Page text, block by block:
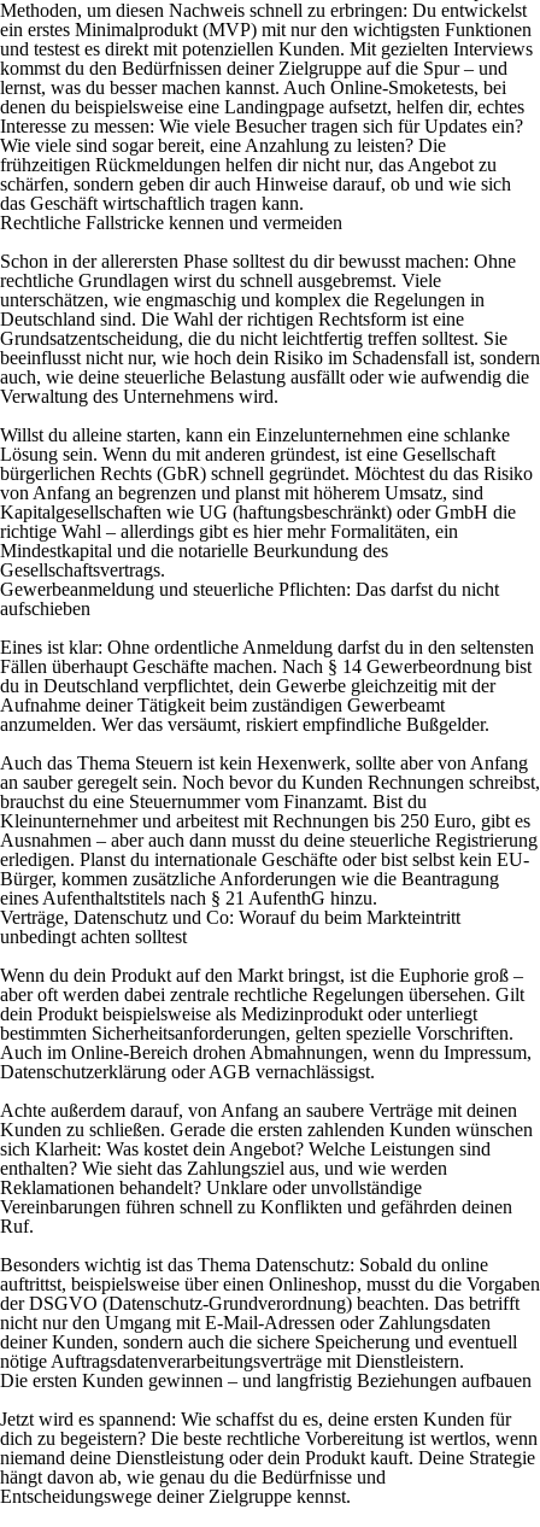
Methoden, um diesen Nachweis schnell zu erbringen: Du entwickelst
ein erstes Minimalprodukt (MVP) mit nur den wichtigsten Funktionen
und testest es direkt mit potenziellen Kunden. Mit gezielten Interviews
kommst du den Bedürfnissen deiner Zielgruppe auf die Spur – und
lernst, was du besser machen kannst. Auch Online-Smoketests, bei
denen du beispielsweise eine Landingpage aufsetzt, helfen dir, echtes
Interesse zu messen: Wie viele Besucher tragen sich für Updates ein?
Wie viele sind sogar bereit, eine Anzahlung zu leisten? Die
frühzeitigen Rückmeldungen helfen dir nicht nur, das Angebot zu
schärfen, sondern geben dir auch Hinweise darauf, ob und wie sich
das Geschäft wirtschaftlich tragen kann.
Rechtliche Fallstricke kennen und vermeiden
Schon in der allerersten Phase solltest du dir bewusst machen: Ohne
rechtliche Grundlagen wirst du schnell ausgebremst. Viele
unterschätzen, wie engmaschig und komplex die Regelungen in
Deutschland sind. Die Wahl der richtigen Rechtsform ist eine
Grundsatzentscheidung, die du nicht leichtfertig treffen solltest. Sie
beeinflusst nicht nur, wie hoch dein Risiko im Schadensfall ist, sondern
auch, wie deine steuerliche Belastung ausfällt oder wie aufwendig die
Verwaltung des Unternehmens wird.
Willst du alleine starten, kann ein Einzelunternehmen eine schlanke
Lösung sein. Wenn du mit anderen gründest, ist eine Gesellschaft
bürgerlichen Rechts (GbR) schnell gegründet. Möchtest du das Risiko
von Anfang an begrenzen und planst mit höherem Umsatz, sind
Kapitalgesellschaften wie UG (haftungsbeschränkt) oder GmbH die
richtige Wahl – allerdings gibt es hier mehr Formalitäten, ein
Mindestkapital und die notarielle Beurkundung des
Gesellschaftsvertrags.
Gewerbeanmeldung und steuerliche Pflichten: Das darfst du nicht
aufschieben
Eines ist klar: Ohne ordentliche Anmeldung darfst du in den seltensten
Fällen überhaupt Geschäfte machen. Nach § 14 Gewerbeordnung bist
du in Deutschland verpflichtet, dein Gewerbe gleichzeitig mit der
Aufnahme deiner Tätigkeit beim zuständigen Gewerbeamt
anzumelden. Wer das versäumt, riskiert empfindliche Bußgelder.
Auch das Thema Steuern ist kein Hexenwerk, sollte aber von Anfang
an sauber geregelt sein. Noch bevor du Kunden Rechnungen schreibst,
brauchst du eine Steuernummer vom Finanzamt. Bist du
Kleinunternehmer und arbeitest mit Rechnungen bis 250 Euro, gibt es
Ausnahmen – aber auch dann musst du deine steuerliche Registrierung
erledigen. Planst du internationale Geschäfte oder bist selbst kein EU-
Bürger, kommen zusätzliche Anforderungen wie die Beantragung
eines Aufenthaltstitels nach § 21 AufenthG hinzu.
Verträge, Datenschutz und Co: Worauf du beim Markteintritt
unbedingt achten solltest
Wenn du dein Produkt auf den Markt bringst, ist die Euphorie groß –
aber oft werden dabei zentrale rechtliche Regelungen übersehen. Gilt
dein Produkt beispielsweise als Medizinprodukt oder unterliegt
bestimmten Sicherheitsanforderungen, gelten spezielle Vorschriften.
Auch im Online-Bereich drohen Abmahnungen, wenn du Impressum,
Datenschutzerklärung oder AGB vernachlässigst.
Achte außerdem darauf, von Anfang an saubere Verträge mit deinen
Kunden zu schließen. Gerade die ersten zahlenden Kunden wünschen
sich Klarheit: Was kostet dein Angebot? Welche Leistungen sind
enthalten? Wie sieht das Zahlungsziel aus, und wie werden
Reklamationen behandelt? Unklare oder unvollständige
Vereinbarungen führen schnell zu Konflikten und gefährden deinen
Ruf.
Besonders wichtig ist das Thema Datenschutz: Sobald du online
auftrittst, beispielsweise über einen Onlineshop, musst du die Vorgaben
der DSGVO (Datenschutz-Grundverordnung) beachten. Das betrifft
nicht nur den Umgang mit E-Mail-Adressen oder Zahlungsdaten
deiner Kunden, sondern auch die sichere Speicherung und eventuell
nötige Auftragsdatenverarbeitungsverträge mit Dienstleistern.
Die ersten Kunden gewinnen – und langfristig Beziehungen aufbauen
Jetzt wird es spannend: Wie schaffst du es, deine ersten Kunden für
dich zu begeistern? Die beste rechtliche Vorbereitung ist wertlos, wenn
niemand deine Dienstleistung oder dein Produkt kauft. Deine Strategie
hängt davon ab, wie genau du die Bedürfnisse und
Entscheidungswege deiner Zielgruppe kennst.